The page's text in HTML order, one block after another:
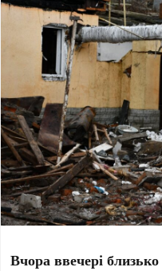
Вчора ввечері